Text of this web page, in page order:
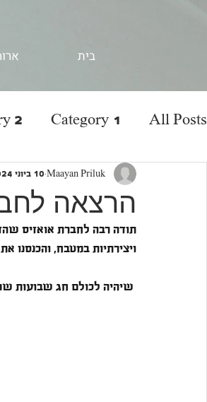
בית
All Posts
Category 1
2
הרצאה
Maayan Priluk 10 ביוני 2024
תודה רבה לחברת אואזיס
ויצירתיות במטבח, והכנסנו
שיהיה לכולם חג שבועות